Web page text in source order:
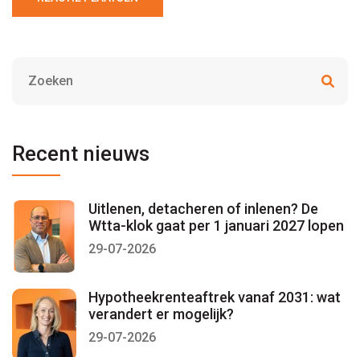
Recent nieuws
Uitlenen, detacheren of inlenen? De
Wtta-klok gaat per 1 januari 2027 lopen
29-07-2026
Hypotheekrenteaftrek vanaf 2031: wat
verandert er mogelijk?
29-07-2026